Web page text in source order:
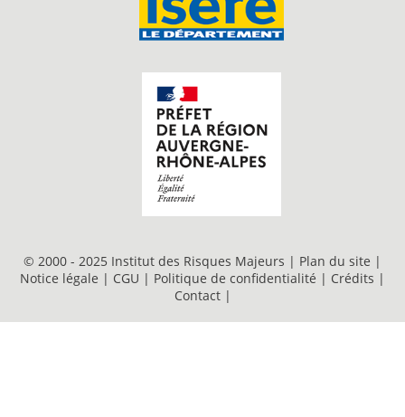
© 2000 - 2025 Institut des Risques Majeurs | Plan du site |
Notice légale | CGU | Politique de confidentialité | Crédits |
Contact |